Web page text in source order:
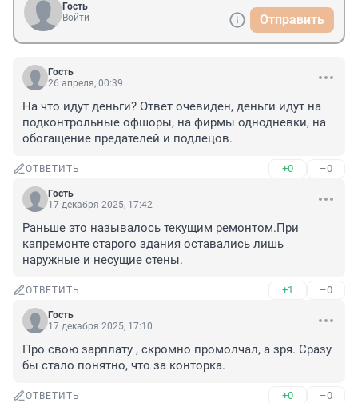
Гость
Войти
Отправить
Гость
26 апреля, 00:39
На что идут деньги? Ответ очевиден, деньги идут на
подконтрольные офшоры, на фирмы однодневки, на
обогащение предателей и подлецов.
ОТВЕТИТЬ +0 –0
Гость
17 декабря 2025, 17:42
Раньше это называлось текущим ремонтом.При
капремонте старого здания оставались лишь
наружные и несущие стены.
ОТВЕТИТЬ +1 –0
Гость
17 декабря 2025, 17:10
Про свою зарплату , скромно промолчал, а зря. Сразу
бы стало понятно, что за конторка.
ОТВЕТИТЬ +0 –0